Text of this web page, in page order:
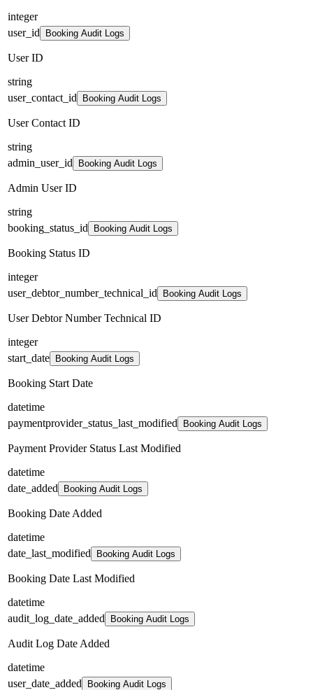
integer
user_id
Booking Audit Logs
User ID
string
user_contact_id
Booking Audit Logs
User Contact ID
string
admin_user_id
Booking Audit Logs
Admin User ID
string
booking_status_id
Booking Audit Logs
Booking Status ID
integer
user_debtor_number_technical_id
Booking Audit Logs
User Debtor Number Technical ID
integer
start_date
Booking Audit Logs
Booking Start Date
datetime
paymentprovider_status_last_modified
Booking Audit Logs
Payment Provider Status Last Modified
datetime
date_added
Booking Audit Logs
Booking Date Added
datetime
date_last_modified
Booking Audit Logs
Booking Date Last Modified
datetime
audit_log_date_added
Booking Audit Logs
Audit Log Date Added
datetime
user_date_added
Booking Audit Logs